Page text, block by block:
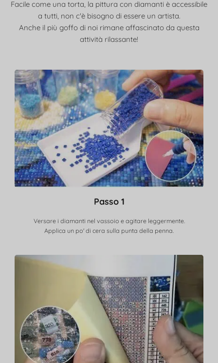
Facile come una torta, la pittura con diamanti è accessibile
a tutti, non c'è bisogno di essere un artista.
Anche il più goffo di noi rimane affascinato da questa
attività rilassante!
Passo 1
Versare i diamanti nel vassoio e agitare leggermente.
Applica un po' di cera sulla punta della penna.